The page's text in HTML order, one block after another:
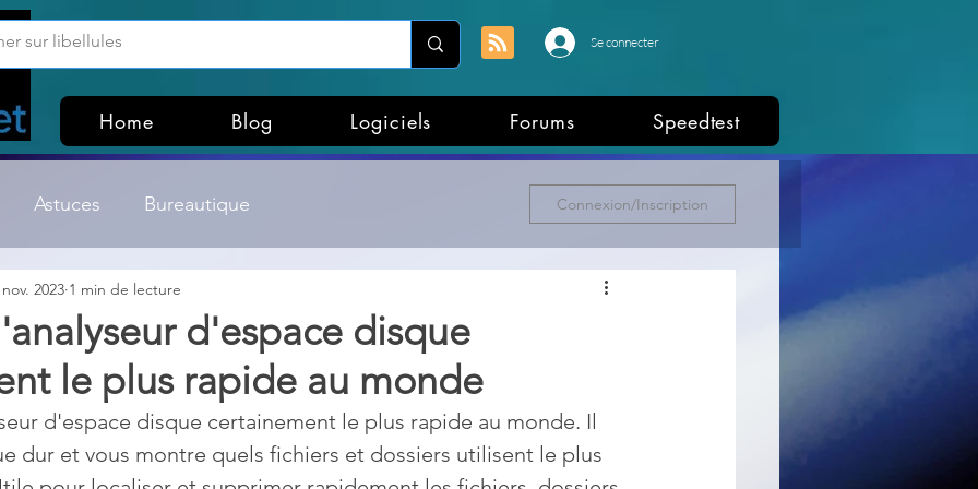
Se connecter
Home Blog Logiciels Forums Speedtest
Astuces Bureautique
Customisation Windows
de fichiers Gestion Système Graphisme
& Photoshop Linux
Connexion/Inscription
d'espace disque
le plus rapide au monde
2023 1 min de lecture
d'espace disque certainement le plus rapide au monde. Il
dur et vous montre quels fichiers et dossiers utilisent le plus